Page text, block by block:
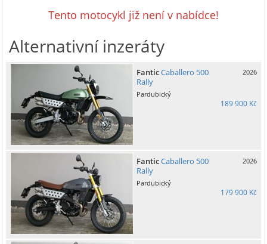
Tento motocykl již není v nabídce!
Alternativní inzeráty
FanticCaballero 500
Rally
2026
Pardubický
189 900 Kč
FanticCaballero 500
Rally
2026
Pardubický
179 900 Kč